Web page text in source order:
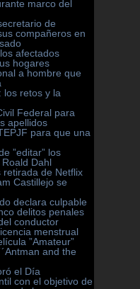
marco del
de
compañeros en
afectados
hogares
a hombre que
los retos y la
Federal para
apellidos
para que una
”editar” los
Dahl
retirada de Netflix
Castillejo se
declara culpable
delitos penales
conductor
menstrual
”Amateur”
and the
el Día
con el objetivo de